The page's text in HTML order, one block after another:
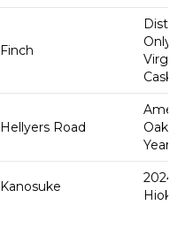
Finch
Only 1.2
Virgin
Cask
Hellyers Road
Oak
Years
Kanosuke
2024
Hioki